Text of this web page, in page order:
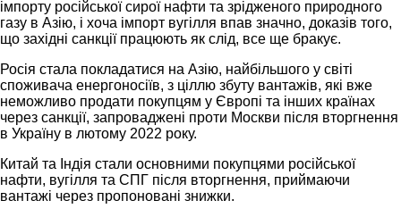
імпорту російської сирої нафти та зрідженого природного
газу в Азію, і хоча імпорт вугілля впав значно, доказів того,
що західні санкції працюють як слід, все ще бракує.
Росія стала покладатися на Азію, найбільшого у світі
споживача енергоносіїв, з ціллю збуту вантажів, які вже
неможливо продати покупцям у Європі та інших країнах
через санкції, запроваджені проти Москви після вторгнення
в Україну в лютому 2022 року.
Китай та Індія стали основними покупцями російської
нафти, вугілля та СПГ після вторгнення, приймаючи
вантажі через пропоновані знижки.